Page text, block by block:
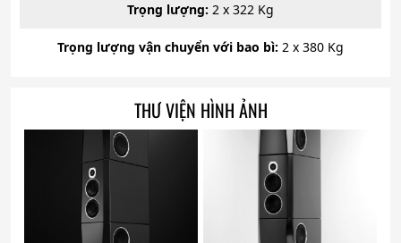
Trọng lượng: 2 x 322 Kg
Trọng lượng vận chuyển với bao bì: 2 x 380 Kg
THƯ VIỆN HÌNH ẢNH